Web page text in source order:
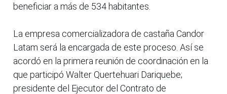
beneficiar a más de 534 habitantes.
La empresa comercializadora de castaña Candor
Latam será la encargada de este proceso. Así se
acordó en la primera reunión de coordinación en la
que participó Walter Quertehuari Dariquebe;
presidente del Ejecutor del Contrato de